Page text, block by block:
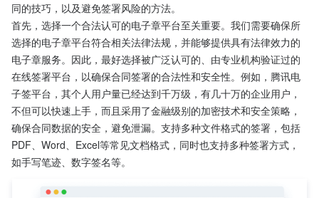
同的技巧，以及避免签署风险的方法。
首先，选择一个合法认可的电子章平台至关重要。我们需要确保所
选择的电子章平台符合相关法律法规，并能够提供具有法律效力的
电子章服务。因此，最好选择被广泛认可的、由专业机构验证过的
在线签署平台，以确保合同签署的合法性和安全性。例如，腾讯电
子签平台，其个人用户量已经达到千万级，有几十万的企业用户，
不但可以快速上手，而且采用了金融级别的加密技术和安全策略，
确保合同数据的安全，避免泄漏。支持多种文件格式的签署，包括
PDF、Word、Excel等常见文档格式，同时也支持多种签署方式，
如手写笔迹、数字签名等。